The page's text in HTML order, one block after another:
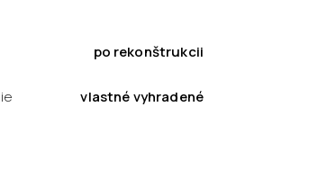
po rekonštrukcii
vlastné vyhradené